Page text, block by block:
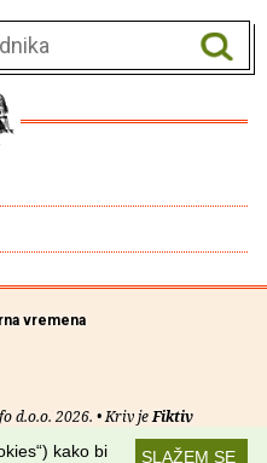
vremena
d.o.o. 2026. • Kriv jeFiktiv
SLAŽEM SE
kako bi